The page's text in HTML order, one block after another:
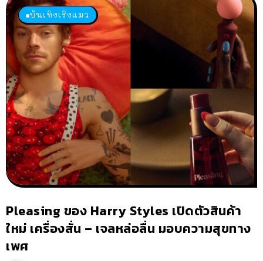
บันเทิงเริงแมว
Pleasing ของ Harry Styles เปิดตัวสินค้า
ใหม่ เครื่องสั่น – เจลหล่อลื่น มอบความสุขทาง
เพศ